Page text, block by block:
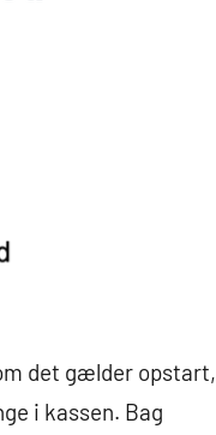
det gælder opstart,
i kassen. Bag